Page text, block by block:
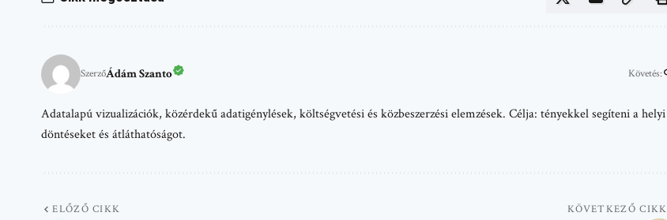
SzerzőÁdám Szanto Követés:
Adatalapú vizualizációk, közérdekű adatigénylések, költségvetési és közbeszerzési elemzések. Célja: tényekkel segíteni a helyi
döntéseket és átláthatóságot.
ELŐZŐ CIKK KÖVETKEZŐ CIKK